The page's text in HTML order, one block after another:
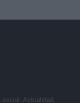
Actualidad,